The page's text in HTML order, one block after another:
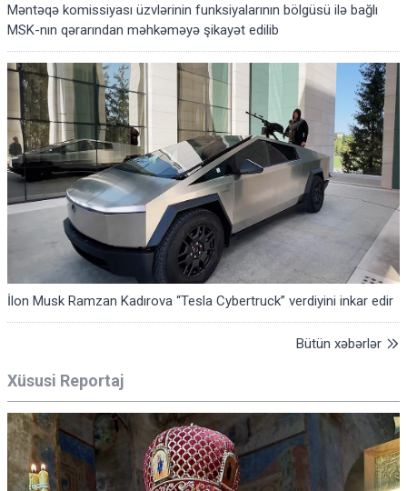
Məntəqə komissiyası üzvlərinin funksiyalarının bölgüsü ilə bağlı
MSK-nın qərarından məhkəməyə şikayət edilib
İlon Musk Ramzan Kadırova “Tesla Cybertruck” verdiyini inkar edir
Bütün xəbərlər
Xüsusi Reportaj